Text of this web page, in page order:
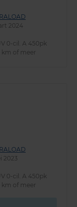
2024
0-cil. A 450pk
km of meer
2023
0-cil. A 450pk
km of meer